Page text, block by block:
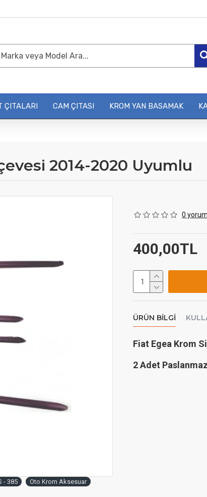
ÇITALARI CAM ÇITASI KROM YAN BASAMAK
2014-2020 Uyumlu
0 yorum
400,00TL
ÜRÜN BILGI
Fiat Egea Krom
2 Adet
- 385 Oto Krom Aksesuar